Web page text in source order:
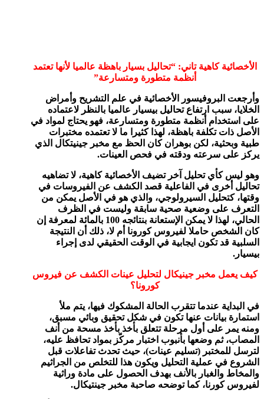
الأخصائية كاهية تاني: “تحاليل بسيار باهظة عالميا لأنها تعتمد
أنظمة متطورة ومتسارعة”
وأرجعت البروفيسور الأخصائية في علم التشريح وأمراض
الخلايا، سبب ارتفاع تحاليل بيسيار عالميا بالنظر لاعتماده
على استخدام أنظمة متطورة ومتسارعة، فهو يحتاج لمواد في
الأصل ذات تكلفة باهظة، لهذا كثيرا ما لا تعتمده مختبرات
طبية وبحثية، لكن بوهران كان الحظ مع مخبر جينيتكال الذي
يركز على سرعته ودقته في فحص العينات.
وهو ليس كأي تحليل آخر تضيف الأخصائية كاهية، لا تضاهيه
تحاليل أخرى في الفاعلية قصد الكشف عن الفيروسات في
وقتها، كتحليل السيرولوجي، والذي هو في الأصل يمكن من
التعرف على وضعية صحية سابقة وليست في الظرف
الحالي، لهذا لا يمكن الإستعانة بنتائجه 100 بالمائة لمعرفة إن
كان الشخص حاملا لفيروس كورونا أم لا، ذلك أن النتيجة
السلبية قد تكون ايجابية في الوقت الحقيقي لدى إجراء
بيسيار.
كيف يعمل مخبر جينيكال لتحليل عينات الكشف عن فيروس
كورونا؟
في البداية عندما تتقرب الحالة المشكوك فيها، يتم ملأ
استمارة بيانات عنها تكون في شكل تحقيق وبائي مسبق،
ومنه يمر على أول مرحلة تتعلق بأخذ بأخذ مسحة من أنف
المصاب، ثم وضعها بأنبوب اختبار مركّز بمواد تحافظ عليه،
لترسل للمختبر (تسليم عينات)، حيث تحدث تفاعلات قبل
الشروع في عملية التحليل ويكون هذا للتخلص من الجراثيم
والمخاط والغبار بالأنف بهدف الحصول على مادة وراثية
لفيروس كورنا، كما توضحه صاحبة مخبر جينتيكال.